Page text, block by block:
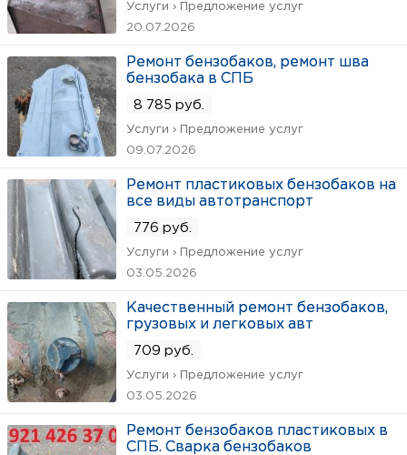
Услуги › Предложение услуг
20.07.2026
Ремонт бензобаков, ремонт шва
бензобака в СПБ
8 785 руб.
Услуги › Предложение услуг
09.07.2026
Ремонт пластиковых бензобаков на
все виды автотранспорт
776 руб.
Услуги › Предложение услуг
03.05.2026
Качественный ремонт бензобаков,
грузовых и легковых авт
709 руб.
Услуги › Предложение услуг
03.05.2026
Ремонт бензобаков пластиковых в
СПБ. Сварка бензобаков